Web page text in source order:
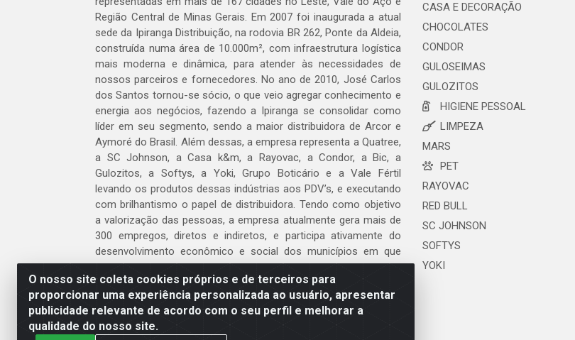
O nosso site coleta cookies próprios e de terceiros para
proporcionar uma experiência personalizada ao usuário, apresentar
publicidade relevante de acordo com o seu perfil e melhorar a
qualidade do nosso site.
Região Central de Minas Gerais. Em 2007 foi inaugurada a atual
sede da Ipiranga Distribuição, na rodovia BR 262, Ponte da Aldeia,
construída numa área de 10.000m², com infraestrutura logística
mais moderna e dinâmica, para atender às necessidades de
nossos parceiros e fornecedores. No ano de 2010, José Carlos
dos Santos tornou-se sócio, o que veio agregar conhecimento e
energia aos negócios, fazendo a Ipiranga se consolidar como
líder em seu segmento, sendo a maior distribuidora de Arcor e
Aymoré do Brasil. Além dessas, a empresa representa a Quatree,
a SC Johnson, a Casa k&m, a Rayovac, a Condor, a Bic, a
Gulozitos, a Softys, a Yoki, Grupo Boticário e a Vale Fértil
levando os produtos dessas indústrias aos PDV’s, e executando
com brilhantismo o papel de distribuidora. Tendo como objetivo
a valorização das pessoas, a empresa atualmente gera mais de
300 empregos, diretos e indiretos, e participa ativamente do
desenvolvimento econômico e social dos municípios em que
atua.
Venha fazer parte do nosso time!
Clique aqui
CASA E DECORAÇÃO
CHOCOLATES
CONDOR
GULOSEIMAS
GULOZITOS
HIGIENE PESSOAL
LIMPEZA
MARS
PET
RAYOVAC
RED BULL
SC JOHNSON
SOFTYS
YOKI